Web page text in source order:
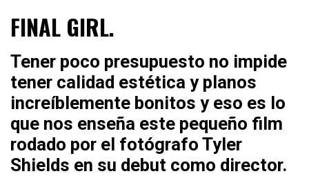
Comunidad Ñamera
FINAL GIRL.
Tener poco presupuesto no impide
tener calidad estética y planos
increíblemente bonitos y eso es lo
que nos enseña este pequeño film
rodado por el fotógrafo Tyler
Shields en su debut como director.